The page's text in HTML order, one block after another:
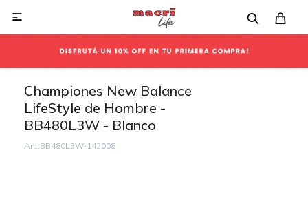

Championes New Balance
LifeStyle de Hombre -
BB480L3W - Blanco
BB480L3W-142008